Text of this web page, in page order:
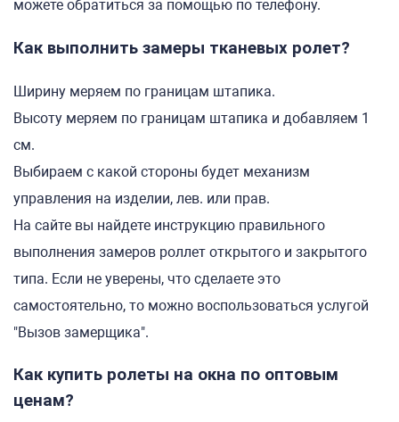
можете обратиться за помощью по телефону.
Как выполнить замеры тканевых ролет?
Ширину меряем по границам штапика.
Высоту меряем по границам штапика и добавляем 1
см.
Выбираем с какой стороны будет механизм
управления на изделии, лев. или прав.
На сайте вы найдете инструкцию правильного
выполнения замеров роллет открытого и закрытого
типа. Если не уверены, что сделаете это
самостоятельно, то можно воспользоваться услугой
"Вызов замерщика".
Как купить ролеты на окна по оптовым
ценам?